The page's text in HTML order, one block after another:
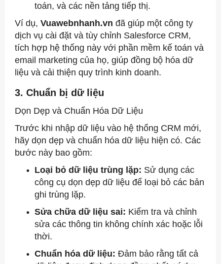
toán, và các nền tảng tiếp thị.
Ví dụ, Vuawebnhanh.vn đã giúp một công ty
dịch vụ cài đặt và tùy chỉnh Salesforce CRM,
tích hợp hệ thống này với phần mềm kế toán và
email marketing của họ, giúp đồng bộ hóa dữ
liệu và cải thiện quy trình kinh doanh.
3. Chuẩn bị dữ liệu
Dọn Dẹp và Chuẩn Hóa Dữ Liệu
Trước khi nhập dữ liệu vào hệ thống CRM mới,
hãy dọn dẹp và chuẩn hóa dữ liệu hiện có. Các
bước này bao gồm:
Loại bỏ dữ liệu trùng lặp: Sử dụng các
công cụ dọn dẹp dữ liệu để loại bỏ các bản
ghi trùng lặp.
Sửa chữa dữ liệu sai: Kiểm tra và chỉnh
sửa các thông tin không chính xác hoặc lỗi
thời.
Chuẩn hóa dữ liệu: Đảm bảo rằng tất cả